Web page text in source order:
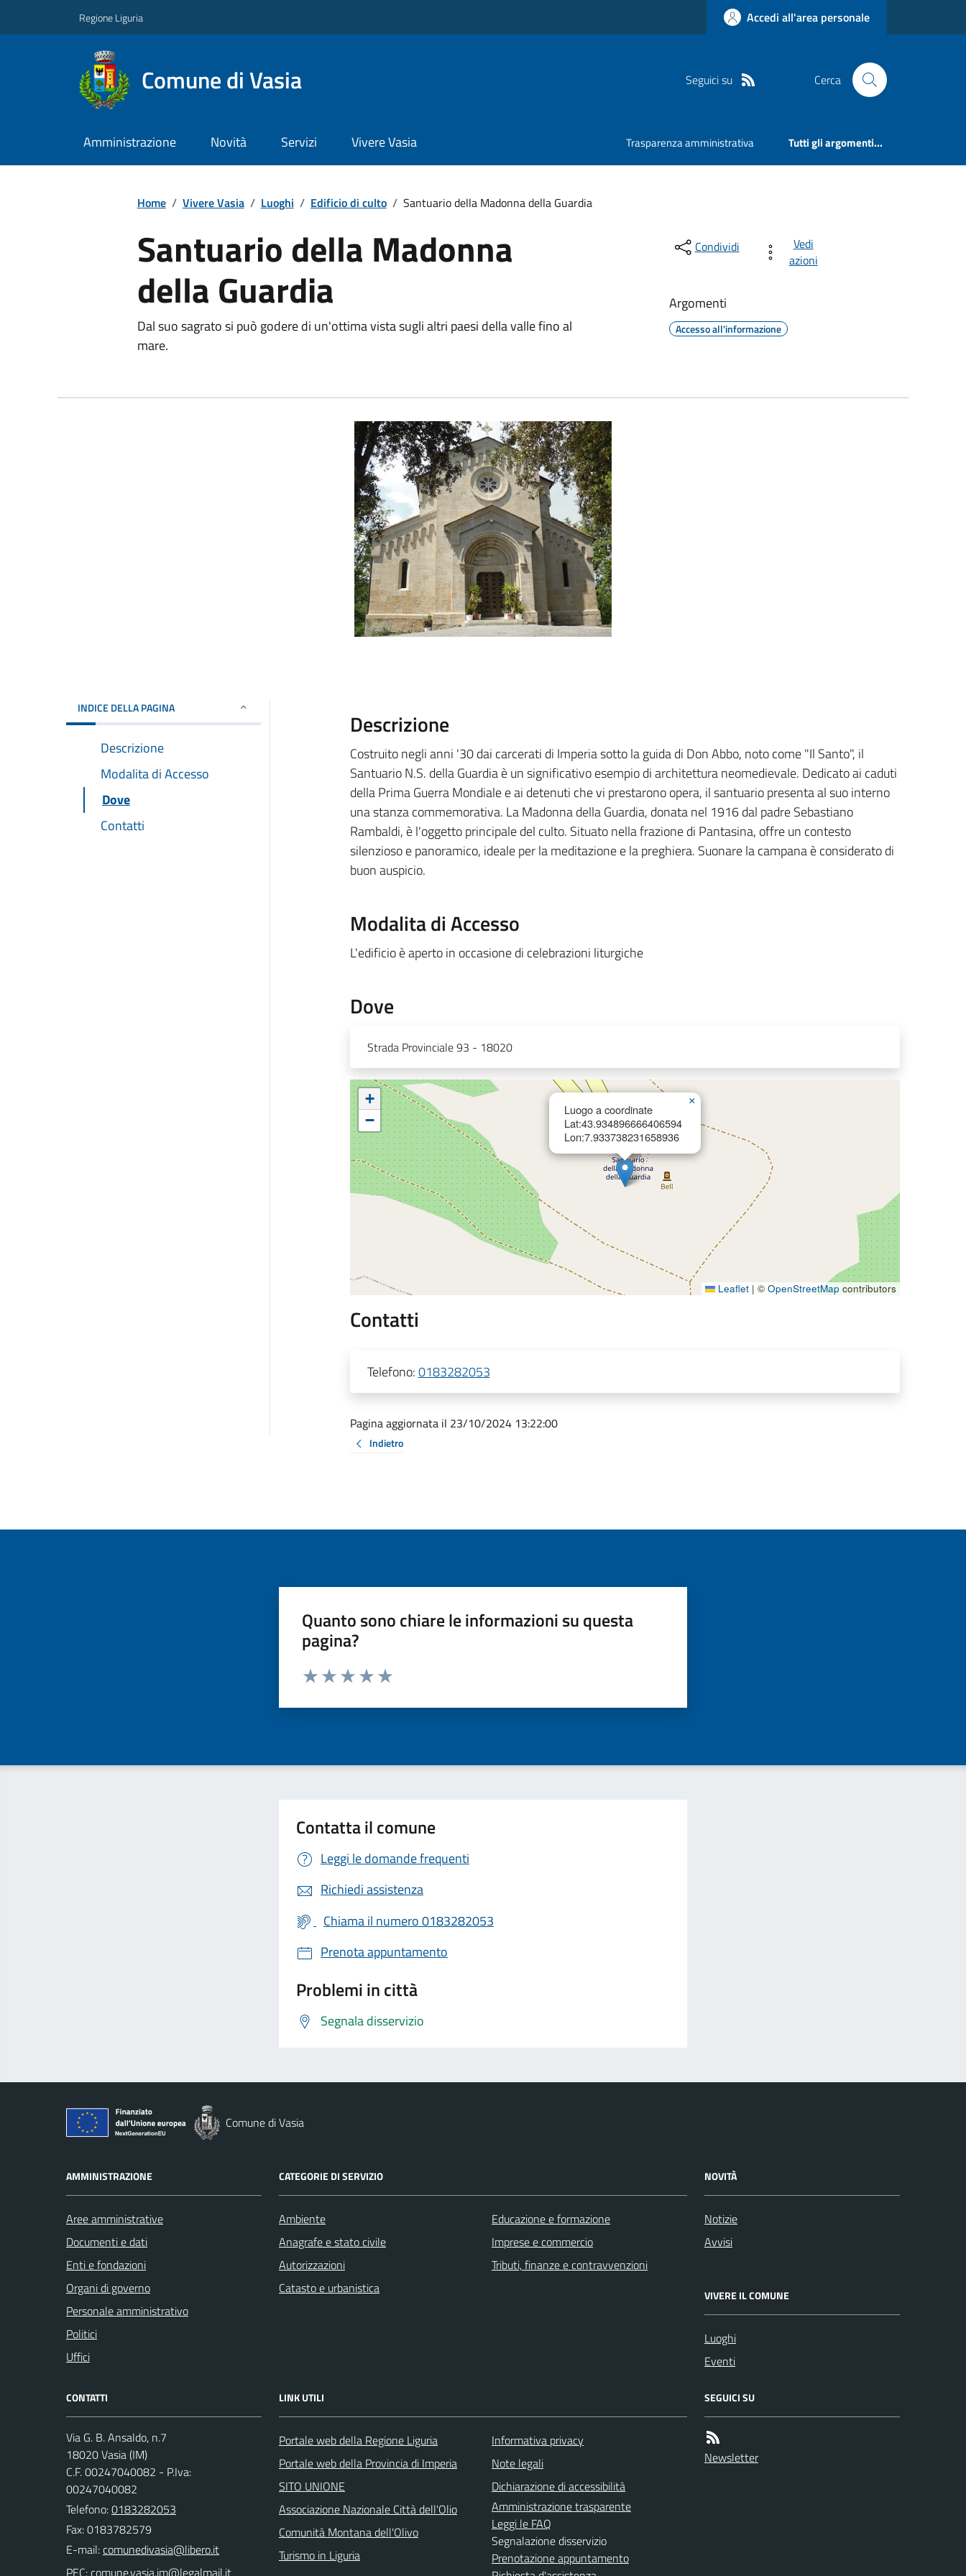
Regione Liguria Accedi all'area personale
Comune di Vasia Seguici su Cerca
Amministrazione Novità Servizi Vivere Vasia Trasparenza amministrativa Tutti gli argomenti...
Home / Vivere Vasia / Luoghi / Edificio di culto / Santuario della Madonna della Guardia
Santuario della Madonna
della Guardia
Dal suo sagrato si può godere di un'ottima vista sugli altri paesi della valle fino al
mare.
Condividi
Vedi
azioni
Argomenti
Accesso all'informazione
INDICE DELLA PAGINA
Descrizione
Modalita di Accesso
Dove
Contatti
Descrizione
Costruito negli anni '30 dai carcerati di Imperia sotto la guida di Don Abbo, noto come "Il Santo", il
Santuario N.S. della Guardia è un significativo esempio di architettura neomedievale. Dedicato ai caduti
della Prima Guerra Mondiale e ai detenuti che vi prestarono opera, il santuario presenta al suo interno
una stanza commemorativa. La Madonna della Guardia, donata nel 1916 dal padre Sebastiano
Rambaldi, è l'oggetto principale del culto. Situato nella frazione di Pantasina, offre un contesto
silenzioso e panoramico, ideale per la meditazione e la preghiera. Suonare la campana è considerato di
buon auspicio.
Modalita di Accesso
L'edificio è aperto in occasione di celebrazioni liturgiche
Dove
Strada Provinciale 93 - 18020
Luogo a coordinate
Lat:43.934896666406594
Lon:7.933738231658936
×
+
−
Leaflet | © OpenStreetMap contributors
Contatti
Telefono:0183282053
Pagina aggiornata il 23/10/2024 13:22:00
Indietro
Quanto sono chiare le informazioni su questa
pagina?
Valuta da 1 a 5 stelle la pagina
Contatta il comune
Leggi le domande frequenti
Richiedi assistenza
Chiama il numero 0183282053
Prenota appuntamento
Problemi in città
Segnala disservizio
Comune di Vasia
AMMINISTRAZIONE
Aree amministrative
Documenti e dati
Enti e fondazioni
Organi di governo
Personale amministrativo
Politici
Uffici
CATEGORIE DI SERVIZIO
Ambiente
Anagrafe e stato civile
Autorizzazioni
Catasto e urbanistica
Educazione e formazione
Imprese e commercio
Tributi, finanze e contravvenzioni
NOVITÀ
Notizie
Avvisi
VIVERE IL COMUNE
Luoghi
Eventi
CONTATTI
Via G. B. Ansaldo, n.7
18020 Vasia (IM)
C.F. 00247040082 - P.Iva:
00247040082
Telefono:0183282053
Fax: 0183782579
E-mail:
PEC:
LINK UTILI
Portale web della Regione Liguria
Portale web della Provincia di Imperia
SITO UNIONE
Associazione Nazionale Città dell'Olio
Comunità Montana dell'Olivo
Turismo in Liguria
Informativa privacy
Note legali
Dichiarazione di accessibilità
Amministrazione trasparente
Leggi le FAQ
Segnalazione disservizio
Prenotazione appuntamento
SEGUICI SU
Newsletter